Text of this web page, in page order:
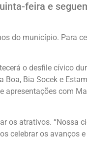
feira e
do município. Para
o desfile cívico
Bia Socek e
apresentações com
os atrativos. “Nossa
celebrar os avanços